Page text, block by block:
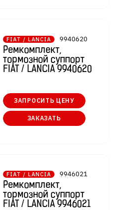
FIAT / LANCIA 9940620
Ремкомплект,
тормозной суппорт
FIAT / LANCIA 9940620
ЗАПРОСИТЬ ЦЕНУ
ЗАКАЗАТЬ
FIAT / LANCIA 9946021
Ремкомплект,
тормозной суппорт
FIAT / LANCIA 9946021